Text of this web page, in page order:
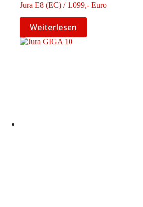
Jura E8 (EC) / 1.099,- Euro
Weiterlesen